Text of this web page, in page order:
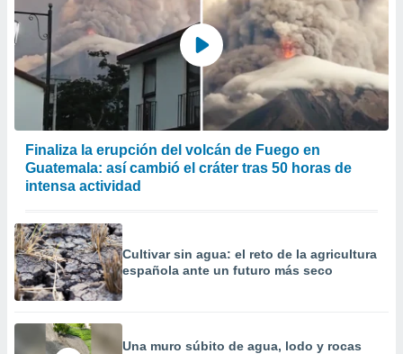
Finaliza la erupción del volcán de Fuego en
Guatemala: así cambió el cráter tras 50 horas de
intensa actividad
Cultivar sin agua: el reto de la agricultura
española ante un futuro más seco
Una muro súbito de agua, lodo y rocas